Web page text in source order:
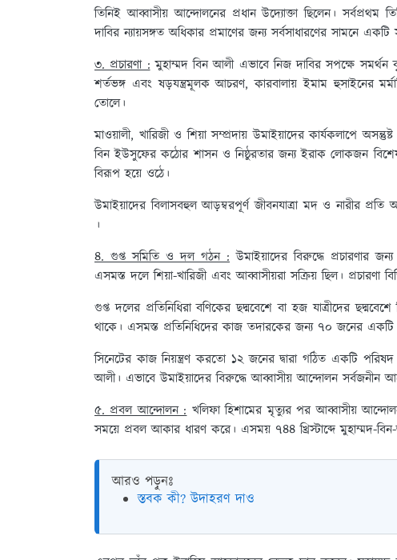
তিনিই আব্বাসীয় আন্দোলনের প্রধান উদ্যোক্তা ছিলেন।
দাবির ন্যায়সঙ্গত অধিকার প্রমাণের জন্য সর্বসাধারণের সামনে
৩. প্রচারণা :মুহাম্মদ বিন আলী এভাবে নিজ দাবির সপক্ষে সমর্থন
শর্তভঙ্গ এবং ষড়যন্ত্রমূলক আচরণ, কারবালায় ইমাম হুসাইনের
তোলে।
মাওয়ালী, খারিজী ও শিয়া সম্প্রদায় উমাইয়াদের কার্যকলাপে
বিন ইউসুফের কঠোর শাসন ও নিষ্ঠুরতার জন্য ইরাক লোকজন বিশেষ
বিরূপ হয়ে ওঠে।
উমাইয়াদের বিলাসবহুল আড়ম্বরপূর্ণ জীবনযাত্রা মদ ও নারীর
।
৪. গুপ্ত সমিতি ও দল গঠন : উমাইয়াদের বিরুদ্ধে
এসমস্ত দলে শিয়া-খারিজী এবং আব্বাসীয়রা সক্রিয় ছিল। প্রচারণা
গুপ্ত দলের প্রতিনিধিরা বণিকের ছদ্মবেশে বা হজ যাত্রীদের
থাকে। এসমস্ত প্রতিনিধিদের কাজ তদারকের জন্য ৭০ জনের
সিনেটের কাজ নিয়ন্ত্রণ করতো ১২ জনের দ্বারা গঠিত একটি
আলী। এভাবে উমাইয়াদের বিরুদ্ধে আব্বাসীয় আন্দোলন সর্বজনীন
৫. প্রবল আন্দোলন :খলিফা হিশামের মৃত্যুর পর আব্বাসীয়
সময়ে প্রবল আকার ধারণ করে। এসময় ৭৪৪ খ্রিস্টাব্দে মুহাম্মদ-
আরও পড়ুনঃ
স্তবক কী? উদাহরণ দাও